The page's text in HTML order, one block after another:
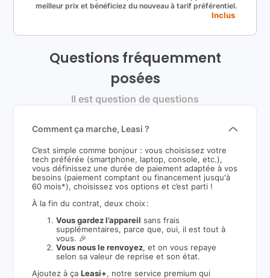
meilleur prix et bénéficiez du nouveau à tarif préférentiel.
Inclus
Questions fréquemment
posées
Il est question de questions
Comment ça marche, Leasi ?
C’est simple comme bonjour : vous choisissez votre
tech préférée (smartphone, laptop, console, etc.),
vous définissez une durée de paiement adaptée à vos
besoins (paiement comptant ou financement jusqu'à
60 mois*), choisissez vos options et c’est parti !
À la fin du contrat, deux choix :
Vous gardez l’appareil sans frais
supplémentaires, parce que, oui, il est tout à
vous. 🎉
Vous nous le renvoyez, et on vous repaye
selon sa valeur de reprise et son état.
Ajoutez à ça Leasi+, notre service premium qui